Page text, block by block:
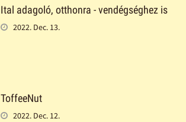
Ital adagoló, otthonra - vendégséghez is
2022. Dec. 13.
ToffeeNut
2022. Dec. 12.